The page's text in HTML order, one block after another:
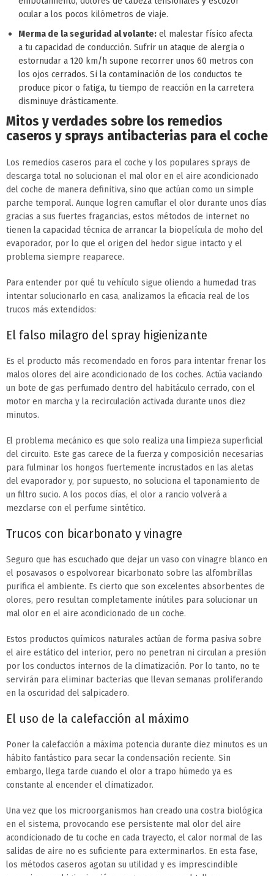
ocular a los pocos kilómetros de viaje.
Merma de la seguridad al volante: el malestar físico afecta
a tu capacidad de conducción. Sufrir un ataque de alergia o
estornudar a 120 km/h supone recorrer unos 60 metros con
los ojos cerrados. Si la contaminación de los conductos te
produce picor o fatiga, tu tiempo de reacción en la carretera
disminuye drásticamente.
Mitos y verdades sobre los remedios
caseros y sprays antibacterias para el coche
Los remedios caseros para el coche y los populares sprays de
descarga total no solucionan el mal olor en el aire acondicionado
del coche de manera definitiva, sino que actúan como un simple
parche temporal. Aunque logren camuflar el olor durante unos días
gracias a sus fuertes fragancias, estos métodos de internet no
tienen la capacidad técnica de arrancar la biopelícula de moho del
evaporador, por lo que el origen del hedor sigue intacto y el
problema siempre reaparece.
Para entender por qué tu vehículo sigue oliendo a humedad tras
intentar solucionarlo en casa, analizamos la eficacia real de los
trucos más extendidos:
El falso milagro del spray higienizante
Es el producto más recomendado en foros para intentar frenar los
malos olores del aire acondicionado de los coches. Actúa vaciando
un bote de gas perfumado dentro del habitáculo cerrado, con el
motor en marcha y la recirculación activada durante unos diez
minutos.
El problema mecánico es que solo realiza una limpieza superficial
del circuito. Este gas carece de la fuerza y composición necesarias
para fulminar los hongos fuertemente incrustados en las aletas
del evaporador y, por supuesto, no soluciona el taponamiento de
un filtro sucio. A los pocos días, el olor a rancio volverá a
mezclarse con el perfume sintético.
Trucos con bicarbonato y vinagre
Seguro que has escuchado que dejar un vaso con vinagre blanco en
el posavasos o espolvorear bicarbonato sobre las alfombrillas
purifica el ambiente. Es cierto que son excelentes absorbentes de
olores, pero resultan completamente inútiles para solucionar un
mal olor en el aire acondicionado de un coche.
Estos productos químicos naturales actúan de forma pasiva sobre
el aire estático del interior, pero no penetran ni circulan a presión
por los conductos internos de la climatización. Por lo tanto, no te
servirán para eliminar bacterias que llevan semanas proliferando
en la oscuridad del salpicadero.
El uso de la calefacción al máximo
Poner la calefacción a máxima potencia durante diez minutos es un
hábito fantástico para secar la condensación reciente. Sin
embargo, llega tarde cuando el olor a trapo húmedo ya es
constante al encender el climatizador.
Una vez que los microorganismos han creado una costra biológica
en el sistema, provocando ese persistente mal olor del aire
acondicionado de tu coche en cada trayecto, el calor normal de las
salidas de aire no es suficiente para exterminarlos. En esta fase,
los métodos caseros agotan su utilidad y es imprescindible